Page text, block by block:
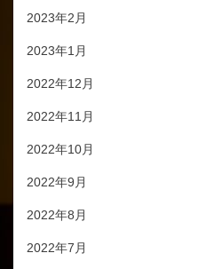
2023年2月
2023年1月
2022年12月
2022年11月
2022年10月
2022年9月
2022年8月
2022年7月